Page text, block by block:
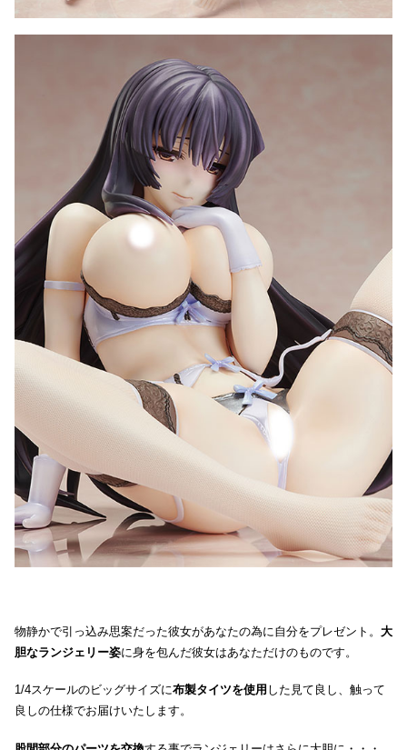
物静かで引っ込み思案だった彼女があなたの為に自分をプレゼント。 大
胆なランジェリー姿に身を包んだ彼女はあなただけのものです。
1/4スケールのビッグサイズに布製タイツを使用 した見て良し、触って
良しの仕様でお届けいたします。